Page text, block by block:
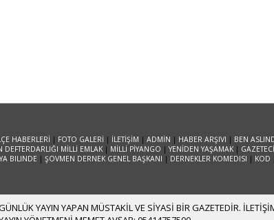
HABERLERİ | FOTO GALERİ | İLETİŞİM | ADMİN | HABER ARŞIVI | BEN
DEFTERDARLIĞI MİLLİ EMLAK | MİLLİ PİYANGO |YENİDEN YAŞAMAK |
BILINDE| ŞOVMEN DERNEK GENEL BAŞKANI | DERNEKLER KOMEDISI | KOD
YAYIN YAPAN MÜSTAKİL VE SİYASİ BİR GAZETEDİR.